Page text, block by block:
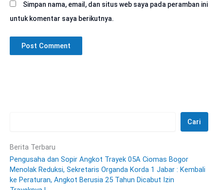
Simpan nama, email, dan situs web saya pada peramban ini
untuk komentar saya berikutnya.
Cari
Berita Terbaru
Pengusaha dan Sopir Angkot Trayek 05A Ciomas Bogor
Menolak Reduksi, Sekretaris Organda Korda 1 Jabar : Kembali
ke Peraturan, Angkot Berusia 25 Tahun Dicabut Izin